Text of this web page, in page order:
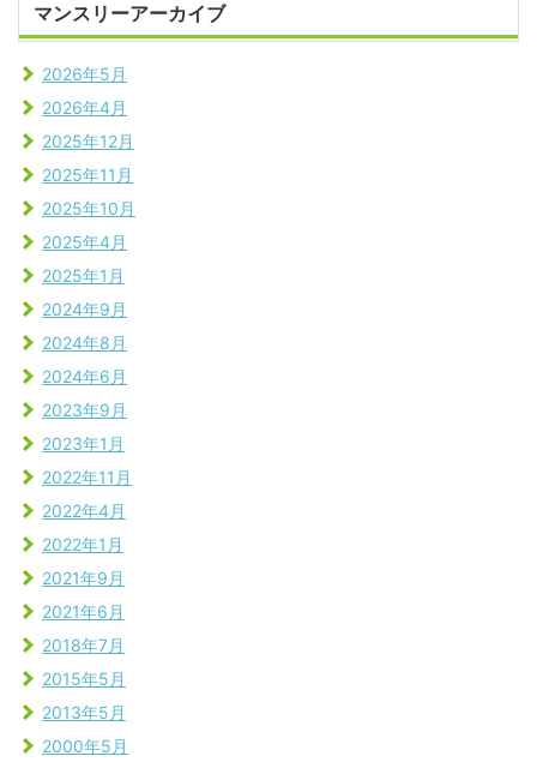
マンスリーアーカイブ
2026年5月
2026年4月
2025年12月
2025年11月
2025年10月
2025年4月
2025年1月
2024年9月
2024年8月
2024年6月
2023年9月
2023年1月
2022年11月
2022年4月
2022年1月
2021年9月
2021年6月
2018年7月
2015年5月
2013年5月
2000年5月